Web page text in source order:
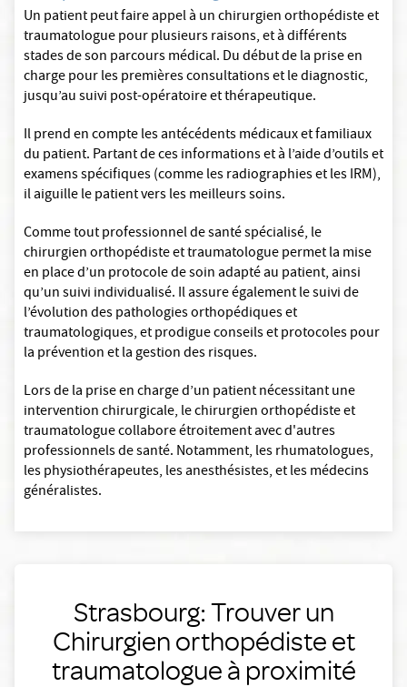
Un patient peut faire appel à un chirurgien orthopédiste et
traumatologue pour plusieurs raisons, et à différents
stades de son parcours médical. Du début de la prise en
charge pour les premières consultations et le diagnostic,
jusqu’au suivi post-opératoire et thérapeutique.
Il prend en compte les antécédents médicaux et familiaux
du patient. Partant de ces informations et à l’aide d’outils et
examens spécifiques (comme les radiographies et les IRM),
il aiguille le patient vers les meilleurs soins.
Comme tout professionnel de santé spécialisé, le
chirurgien orthopédiste et traumatologue permet la mise
en place d’un protocole de soin adapté au patient, ainsi
qu’un suivi individualisé. Il assure également le suivi de
l’évolution des pathologies orthopédiques et
traumatologiques, et prodigue conseils et protocoles pour
la prévention et la gestion des risques.
Lors de la prise en charge d’un patient nécessitant une
intervention chirurgicale, le chirurgien orthopédiste et
traumatologue collabore étroitement avec d'autres
professionnels de santé. Notamment, les rhumatologues,
les physiothérapeutes, les anesthésistes, et les médecins
généralistes.
Strasbourg: Trouver un
Chirurgien orthopédiste et
traumatologue à proximité